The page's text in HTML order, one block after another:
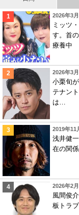
2026年3
ミッツ
す。首
療養中
2026年3
小栗旬
テナン
は…
2019年11
浅井健
在の関係
2026年2
風間俊
板トラ